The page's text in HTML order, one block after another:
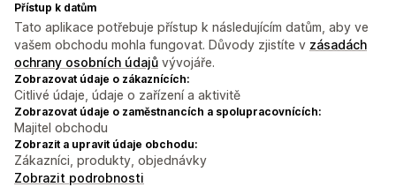
Přístup k datům
Tato aplikace potřebuje přístup k následujícím datům, aby ve
vašem obchodu mohla fungovat. Důvody zjistíte v zásadách
ochrany osobních údajů vývojáře.
Zobrazovat údaje o zákaznících:
Citlivé údaje, údaje o zařízení a aktivitě
Zobrazovat údaje o zaměstnancích a spolupracovnících:
Majitel obchodu
Zobrazit a upravit údaje obchodu:
Zákazníci, produkty, objednávky
Zobrazit podrobnosti